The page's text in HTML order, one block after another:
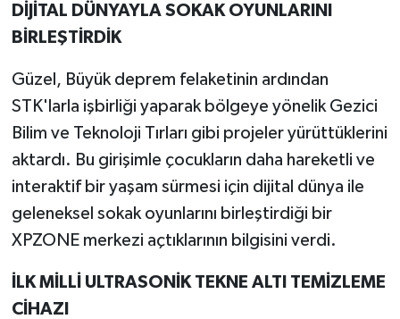
DİJİTAL DÜNYAYLA SOKAK OYUNLARINI
BİRLEŞTİRDİK
Güzel, Büyük deprem felaketinin ardından
STK'larla işbirliği yaparak bölgeye yönelik Gezici
Bilim ve Teknoloji Tırları gibi projeler yürüttüklerini
aktardı. Bu girişimle çocukların daha hareketli ve
interaktif bir yaşam sürmesi için dijital dünya ile
geleneksel sokak oyunlarını birleştirdiği bir
XPZONE merkezi açtıklarının bilgisini verdi.
İLK MİLLİ ULTRASONİK TEKNE ALTI TEMİZLEME
CİHAZI